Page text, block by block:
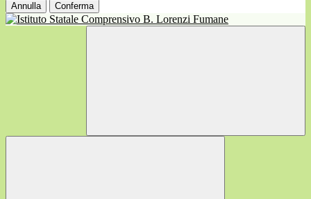
Annulla Conferma